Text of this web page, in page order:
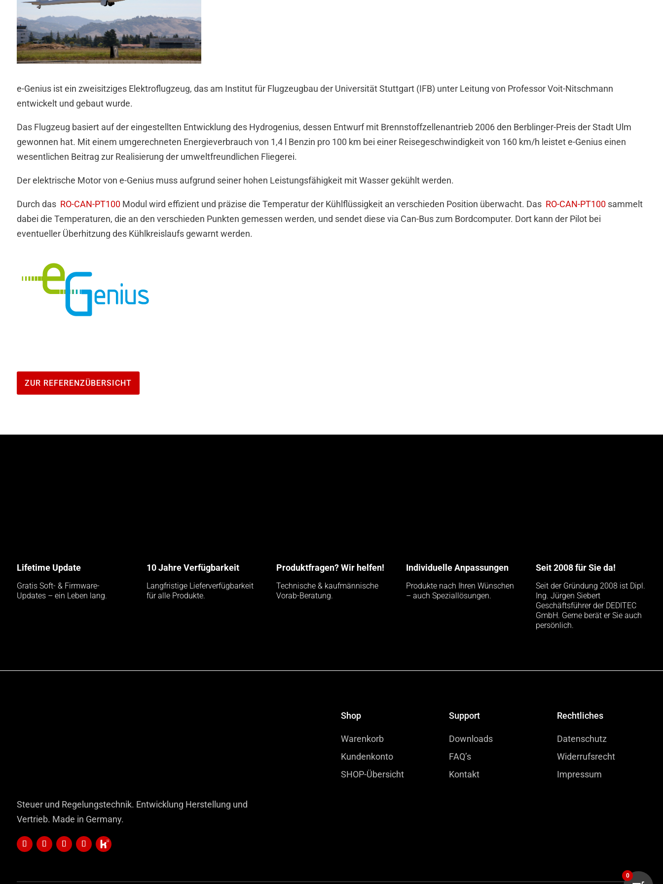
e-Genius ist ein zweisitziges Elektroflugzeug, das am Institut für Flugzeugbau der Universität Stuttgart (IFB) unter Leitung von Professor Voit-Nitschmann
entwickelt und gebaut wurde.
Das Flugzeug basiert auf der eingestellten Entwicklung des Hydrogenius, dessen Entwurf mit Brennstoffzellenantrieb 2006 den Berblinger-Preis der Stadt Ulm
gewonnen hat. Mit einem umgerechneten Energieverbrauch von 1,4 l Benzin pro 100 km bei einer Reisegeschwindigkeit von 160 km/h leistet e-Genius einen
wesentlichen Beitrag zur Realisierung der umweltfreundlichen Fliegerei.
Der elektrische Motor von e-Genius muss aufgrund seiner hohen Leistungsfähigkeit mit Wasser gekühlt werden.
Durch das RO-CAN-PT100 Modul wird effizient und präzise die Temperatur der Kühlflüssigkeit an verschieden Position überwacht. Das RO-CAN-PT100 sammelt
dabei die Temperaturen, die an den verschieden Punkten gemessen werden, und sendet diese via Can-Bus zum Bordcomputer. Dort kann der Pilot bei
eventueller Überhitzung des Kühlkreislaufs gewarnt werden.
ZUR REFERENZÜBERSICHT
Lifetime Update
Gratis Soft- & Firmware-
Updates – ein Leben lang.
10 Jahre Verfügbarkeit
Langfristige Lieferverfügbarkeit
für alle Produkte.
Produktfragen? Wir helfen!
Technische & kaufmännische
Vorab-Beratung.
Individuelle Anpassungen
Produkte nach Ihren Wünschen
– auch Speziallösungen.
Seit 2008 für Sie da!
Seit der Gründung 2008 ist Dipl.
Ing. Jürgen Siebert
Geschäftsführer der DEDITEC
GmbH. Gerne berät er Sie auch
persönlich.
Steuer und Regelungstechnik. Entwicklung Herstellung und
Vertrieb. Made in Germany.
Shop
Warenkorb
Kundenkonto
SHOP-Übersicht
Support
Downloads
FAQ’s
Kontakt
Rechtliches
Datenschutz
Widerrufsrecht
Impressum
0